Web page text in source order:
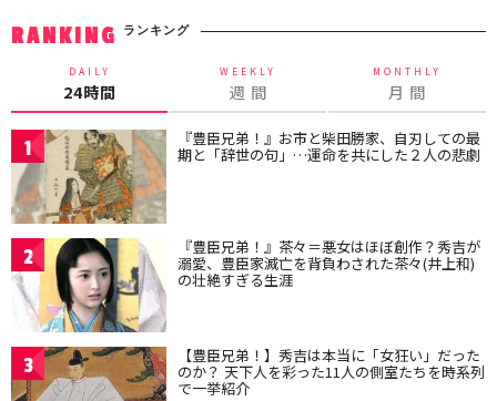
RANKING ランキング
DAILY
24時間
WEEKLY
週 間
MONTHLY
月 間
1 『豊臣兄弟！』お市と柴田勝家、自刃しての最
期と「辞世の句」…運命を共にした２人の悲劇
2 『豊臣兄弟！』茶々＝悪女はほぼ創作？秀吉が
溺愛、豊臣家滅亡を背負わされた茶々(井上和)
の壮絶すぎる生涯
3 【豊臣兄弟！】秀吉は本当に「女狂い」だった
のか？ 天下人を彩った11人の側室たちを時系列
で一挙紹介